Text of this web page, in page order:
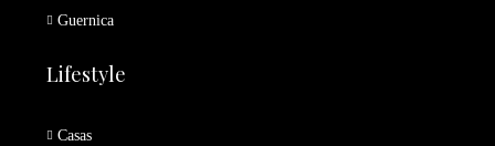
Guernica
Lifestyle
Casas